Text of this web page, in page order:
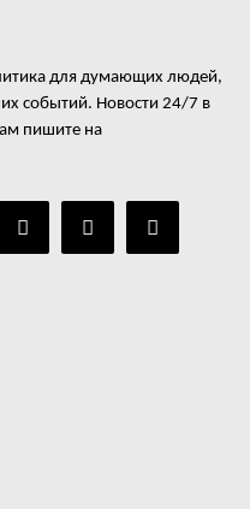
для думающих людей,
событий. Новости 24/7 в
пишите на